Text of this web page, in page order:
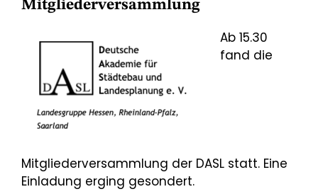
Mitgliederversammlung
Ab 15.30
fand die
Mitgliederversammlung der DASL statt. Eine
Einladung erging gesondert.